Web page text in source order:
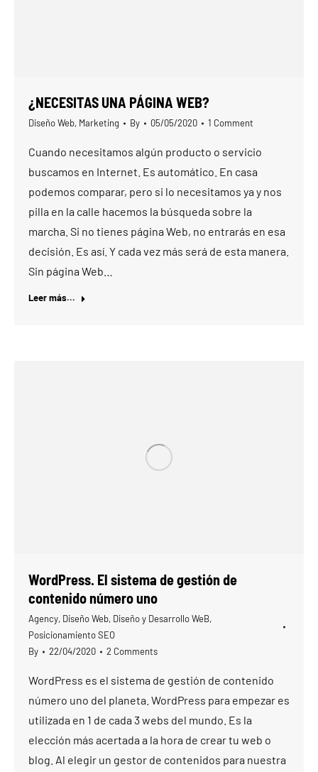
¿NECESITAS UNA PÁGINA WEB?
Diseño Web, Marketing By 05/05/2020 1 Comment
Cuando necesitamos algún producto o servicio
buscamos en Internet. Es automático. En casa
podemos comparar, pero si lo necesitamos ya y nos
pilla en la calle hacemos la búsqueda sobre la
marcha. Si no tienes página Web, no entrarás en esa
decisión. Es así. Y cada vez más será de esta manera.
Sin página Web…
Leer más...
WordPress. El sistema de gestión de
contenido número uno
Agency, Diseño Web, Diseño y Desarrollo WeB,
Posicionamiento SEO
By
22/04/2020 2 Comments
WordPress es el sistema de gestión de contenido
número uno del planeta. WordPress para empezar es
utilizada en 1 de cada 3 webs del mundo. Es la
elección más acertada a la hora de crear tu web o
blog. Al elegir un gestor de contenidos para nuestra